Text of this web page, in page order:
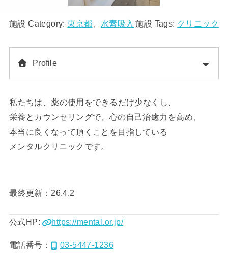
施設 Category:東京都 水素吸入 施設 Tags: クリニック
Profile
私たちは、薬の使用をできるだけ少なくし、
栄養とカウンセリングで、心の自己治癒力を高め、
本当に良くなって頂くことを目指している
メンタルクリニックです。
最終更新：26.4.2
公式HP: https://mental.or.jp/
電話番号： 03-5447-1236